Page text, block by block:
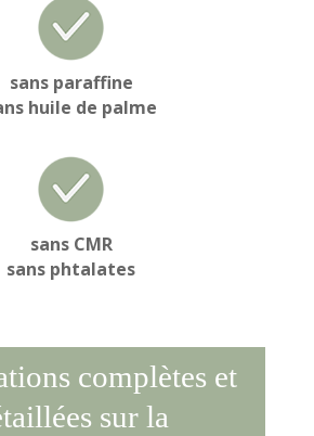
sans paraffine
huile de palme
sans CMR
sans phtalates
complètes et
sur la